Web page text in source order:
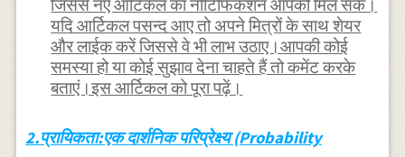
जिससे नए आर्टिकल का नोटिफिकेशन आपको मिल सके।
यदि आर्टिकल पसन्द आए तो अपने मित्रों के साथ शेयर
और लाईक करें जिससे वे भी लाभ उठाए।आपकी कोई
समस्या हो या कोई सुझाव देना चाहते हैं तो कमेंट करके
बताएं।इस आर्टिकल को पूरा पढ़ें।
2.प्रायिकता:एक दार्शनिक परिप्रेक्ष्य (Probability